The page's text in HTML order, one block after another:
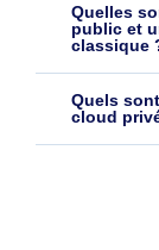
Quelles
public et
classique
Quels
cloud